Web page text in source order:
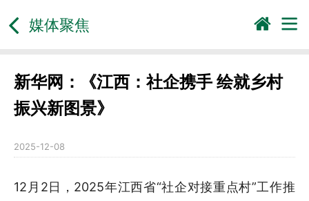
媒体聚焦
新华网：《江西：社企携手 绘就乡村
振兴新图景》
2025-12-08
12月2日，2025年江西省“社企对接重点村”工作推